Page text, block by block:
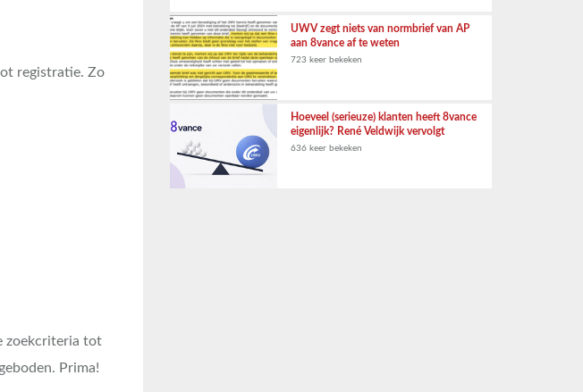
registratie. Zo
zoekcriteria tot
Prima!
UWV zegt niets van normbrief van AP
aan 8vance af te weten
723 keer bekeken
Hoeveel (serieuze) klanten heeft 8vance
eigenlijk? René Veldwijk vervolgt
636 keer bekeken